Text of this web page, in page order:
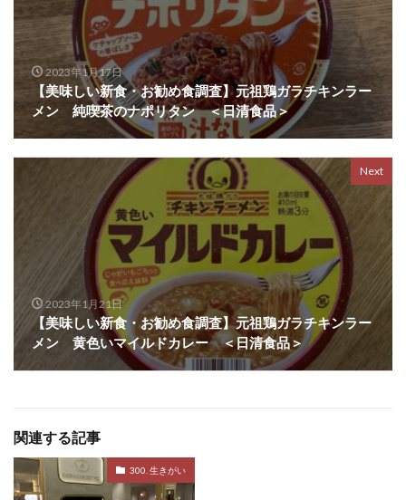
2023年1月17日
【美味しい新食・お勧め食調査】元祖鶏ガラチキンラー
メン 純喫茶のナポリタン ＜日清食品＞
Next
2023年1月21日
【美味しい新食・お勧め食調査】元祖鶏ガラチキンラー
メン 黄色いマイルドカレー ＜日清食品＞
関連する記事
300. 生きがい